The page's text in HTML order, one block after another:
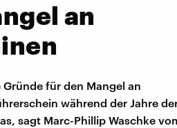
an
für den Mangel an
während der Jahre
sagt Marc-Phillip Waschke